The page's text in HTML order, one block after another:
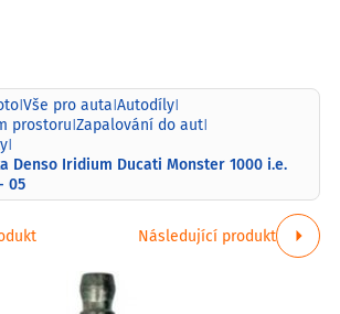
|Vše pro auta|Autodíly|
prostoru|Zapalování do aut|
|
Denso Iridium Ducati Monster 1000 i.e.
05
Následující produkt